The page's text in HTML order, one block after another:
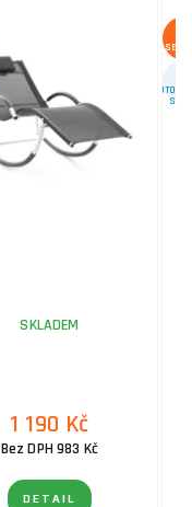
SKLADEM
1 190 Kč
Bez DPH 983 Kč
DETAIL